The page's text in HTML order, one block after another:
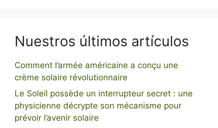
Nuestros últimos artículos
Comment l’armée américaine a conçu une
crème solaire révolutionnaire
Le Soleil possède un interrupteur secret : une
physicienne décrypte son mécanisme pour
prévoir l’avenir solaire